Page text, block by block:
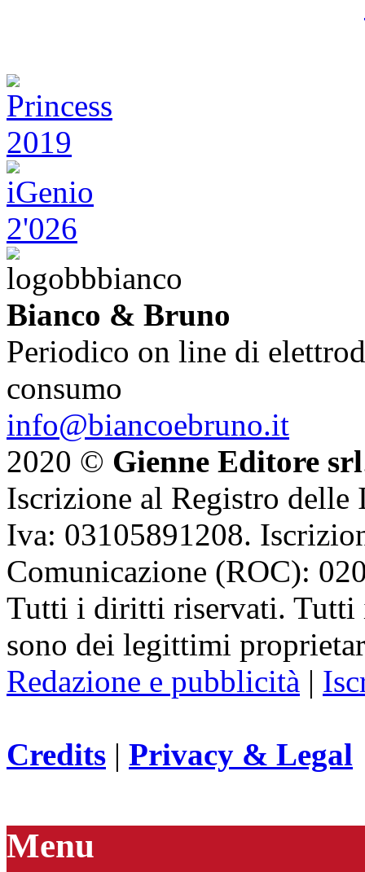
Bianco & Bruno
Periodico on line di
consumo
info@biancoebruno.it
2020 © Gienne Editore srl
Iscrizione al Registro delle
Iva: 03105891208.
Comunicazione (ROC):
Tutti i diritti riservati. Tutti
sono dei legittimi
Redazione e pubblicità |
Credits | Privacy & Legal
Menu